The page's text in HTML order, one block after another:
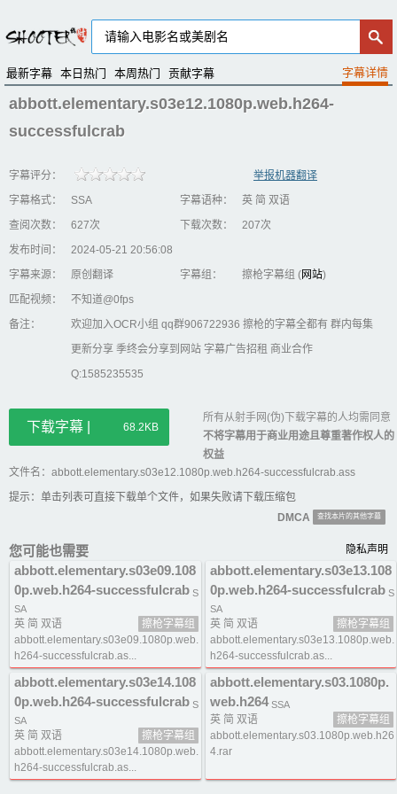
最新字幕 本日热门 本周热门 贡献字幕
abbott.elementary.s03e12.1080p.web.h264-
successfulcrab
字幕评分：
举报机器翻译
字幕格式：
SSA 字幕语种：
英 简 双语
查阅次数：
627次 下载次数：
207次
发布时间：
2024-05-21 20:56:08
字幕来源：
原创翻译 字幕组： 擦枪字幕组 (网站)
匹配视频：
不知道@0fps
备注：
欢迎加入OCR小组 qq群906722936 擦枪的字幕全都有 群内每集
更新分享 季终会分享到网站 字幕广告招租 商业合作
Q:1585235535
下载字幕 | 68.2KB
所有从射手网(伪)下载字幕的人均需同意
不将字幕用于商业用途且尊重著作权人的
权益
文件名：abbott.elementary.s03e12.1080p.web.h264-successfulcrab.ass
提示：单击列表可直接下载单个文件，如果失败请下载压缩包
DMCA
查找本片的其他字幕
您可能也需要 隐私声明
abbott.elementary.s03e09.108
0p.web.h264-successfulcrab S
SA
英 简 双语
擦枪字幕组
abbott.elementary.s03e09.1080p.web.
h264-successfulcrab.as...
abbott.elementary.s03e13.108
0p.web.h264-successfulcrab S
SA
英 简 双语
擦枪字幕组
abbott.elementary.s03e13.1080p.web.
h264-successfulcrab.as...
abbott.elementary.s03e14.108
0p.web.h264-successfulcrab S
SA
英 简 双语
擦枪字幕组
abbott.elementary.s03e14.1080p.web.
h264-successfulcrab.as...
abbott.elementary.s03.1080p.
web.h264 SSA
英 简 双语
擦枪字幕组
abbott.elementary.s03.1080p.web.h26
4.rar